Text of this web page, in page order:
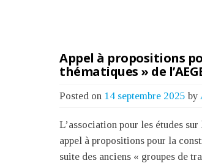
Appel à propositions
thématiques » de
Posted on 14 septembre 2025 by
L’association pour les études
appel à propositions pour la
suite des anciens « groupes de